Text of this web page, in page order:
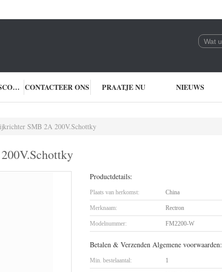
KWALITEITSCONTROLE CONTACTEER ONS PRAATJE NU NIEUWS
SMB 2A 200V.Schottky
Productdetails:
Plaats van herkomst: China
Merknaam: Rectron
Modelnummer: FM2200-W
Betalen & Verzenden Algemene voorwaarden:
Min. bestelaantal: 1